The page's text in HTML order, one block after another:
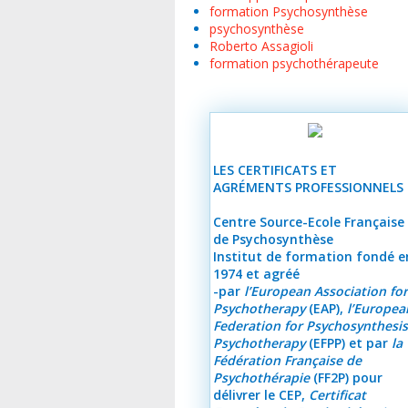
formation Psychosynthèse
psychosynthèse
Roberto Assagioli
formation psychothérapeute
LES CERTIFICATS ET
AGRÉMENTS PROFESSIONNELS
Centre Source-Ecole Française
de Psychosynthèse
Institut de formation fondé
1974 et agréé
-par l’European Association for
Psychotherapy(EAP),
Federation for Psychosynthesis
Psychotherapy(EFPP) et par la
Fédération Française de
Psychothérapie(FF2P) pour
délivrer le CEP, Certificat